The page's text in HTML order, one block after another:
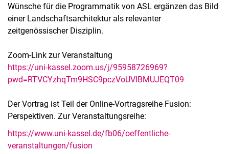
Wünsche für die Programmatik von ASL ergänzen das Bild
einer Landschaftsarchitektur als relevanter
zeitgenössischer Disziplin.
Zoom-Link zur Veranstaltung
https://uni-kassel.zoom.us/j/95958726969?
pwd=RTVCYzhqTm9HSC9pczVoUVlBMUJEQT09
Der Vortrag ist Teil der Online-Vortragsreihe Fusion:
Perspektiven. Zur Veranstaltungsreihe:
https://www.uni-kassel.de/fb06/oeffentliche-
veranstaltungen/fusion